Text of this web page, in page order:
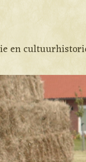
en